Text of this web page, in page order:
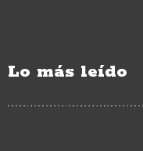
Lo más leído